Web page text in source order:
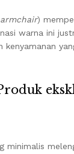
armchair)
warna ini
kenyamanan
minimalis